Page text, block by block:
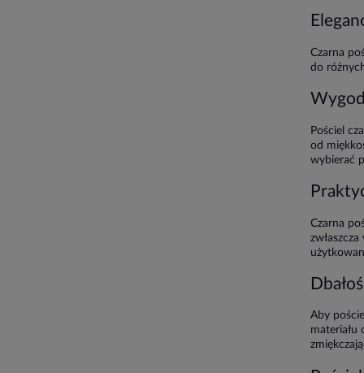
Czarna
do
Pościel
od
wybierać
Czarna
Aby